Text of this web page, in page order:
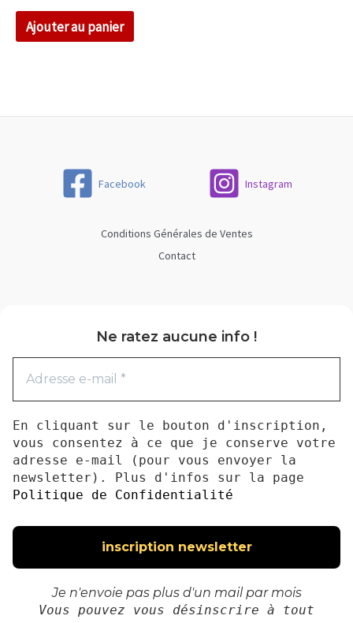
Ajouter au panier
Facebook Instagram
Conditions Générales de Ventes
Contact
Ne ratez aucune info !
En cliquant sur le bouton d'inscription,
vous consentez à ce que je conserve votre
adresse e-mail (pour vous envoyer la
newsletter). Plus d'infos sur la page
Politique de Confidentialité
Je n'envoie pas plus d'un mail par mois
Vous pouvez vous désinscrire à tout